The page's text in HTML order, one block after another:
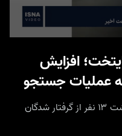
minute,
افزایش
عملیات جستجو
مدیرکل مدیریت بحران تهران: از سرنوشت ۱۳ نفر از گرفتار شدگان